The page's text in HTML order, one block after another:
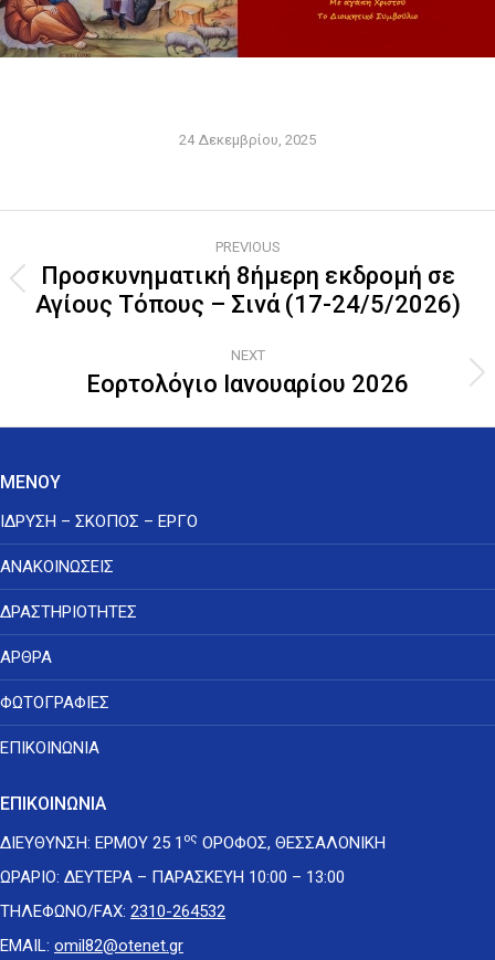
24 Δεκεμβρίου, 2025
navigation
PREVIOUS
Previous
post:
Προσκυνηματική 8ήμερη εκδρομή σε
Αγίους Τόπους – Σινά (17-24/5/2026)
NEXT
Next
Εορτολόγιο Ιανουαρίου 2026
ΜΕΝΟΥ
ΙΔΡΥΣΗ – ΣΚΟΠΟΣ – ΕΡΓΟ
ΑΝΑΚΟΙΝΩΣΕΙΣ
ΔΡΑΣΤΗΡΙΟΤΗΤΕΣ
ΑΡΘΡΑ
ΦΩΤΟΓΡΑΦΙΕΣ
ΕΠΙΚΟΙΝΩΝΙΑ
ΕΠΙΚΟΙΝΩΝΙΑ
ΔΙΕΥΘΥΝΣΗ: ΕΡΜΟΥ 25 1 ος ΟΡΟΦΟΣ, ΘΕΣΣΑΛΟΝΙΚΗ
ΩΡΑΡΙΟ: ΔΕΥΤΕΡΑ – ΠΑΡΑΣΚΕΥΗ 10:00 – 13:00
ΤΗΛΕΦΩΝΟ/FAX: 2310-264532
EMAIL: omil82@otenet.gr